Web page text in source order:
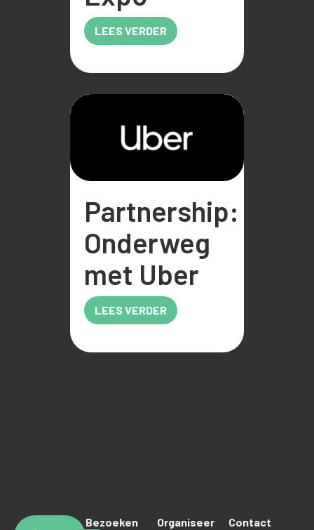
LEES VERDER
Partnership:
Onderweg
met Uber
LEES VERDER
Bezoeken
Organiseer
Contact